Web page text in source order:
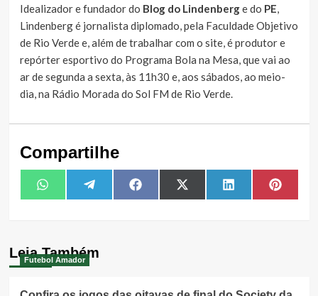
Idealizador e fundador do Blog do Lindenberge do PE,
Lindenberg é jornalista diplomado, pela Faculdade Objetivo
de Rio Verde e, além de trabalhar com o site, é produtor e
repórter esportivo do Programa Bola na Mesa, que vai ao
ar de segunda a sexta, às 11h30 e, aos sábados, ao meio-
dia, na Rádio Morada do Sol FM de Rio Verde.
Compartilhe
Share
on
WhatsAppShare
on
TelegramShare
on
FacebookShare
on
X
(Twitter)
Share
on
LinkedIn Share
on
Leia Também
Futebol Amador